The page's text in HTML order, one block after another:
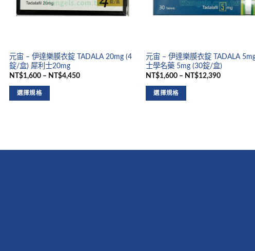
元宙 – 伊達樂膜衣錠 TADALA 20mg (4
錠/盒) 犀利士20mg
NT$1,600 – NT$4,450
選擇規格
元宙 – 伊達樂膜衣錠 TADALA
士學名藥 5mg (30錠/盒)
NT$1,600 – NT$12,390
選擇規格